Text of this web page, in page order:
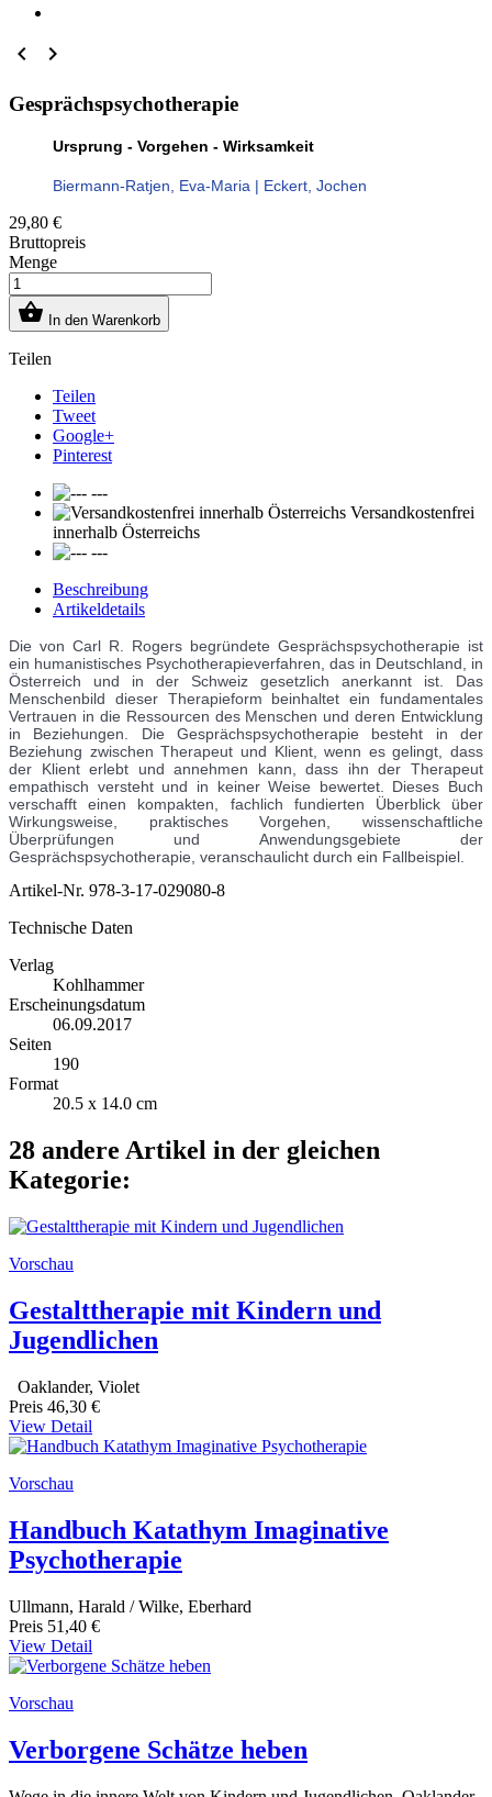
 
Gesprächspsychotherapie
Ursprung - Vorgehen - Wirksamkeit
Biermann-Ratjen, Eva-Maria | Eckert, Jochen
29,80 €
Bruttopreis
Menge
 In den Warenkorb
Teilen
Teilen
Tweet
Google+
Pinterest
---
Versandkostenfrei
innerhalb Österreichs
---
Beschreibung
Artikeldetails
Die von Carl R. Rogers begründete Gesprächspsychotherapie ist
ein humanistisches Psychotherapieverfahren, das in Deutschland, in
Österreich und in der Schweiz gesetzlich anerkannt ist. Das
Menschenbild dieser Therapieform beinhaltet ein fundamentales
Vertrauen in die Ressourcen des Menschen und deren Entwicklung
in Beziehungen. Die Gesprächspsychotherapie besteht in der
Beziehung zwischen Therapeut und Klient, wenn es gelingt, dass
der Klient erlebt und annehmen kann, dass ihn der Therapeut
empathisch versteht und in keiner Weise bewertet. Dieses Buch
verschafft einen kompakten, fachlich fundierten Überblick über
Wirkungsweise, praktisches Vorgehen, wissenschaftliche
Überprüfungen und Anwendungsgebiete der
Gesprächspsychotherapie, veranschaulicht durch ein Fallbeispiel.
Artikel-Nr. 978-3-17-029080-8
Technische Daten
Verlag
Kohlhammer
Erscheinungsdatum
06.09.2017
Seiten
190
Format
20.5 x 14.0 cm
28 andere Artikel in der gleichen
Kategorie:
Vorschau
Gestalttherapie mit Kindern und
Jugendlichen
Oaklander, Violet
Preis 46,30 €
View Detail
Vorschau
Handbuch Katathym Imaginative
Psychotherapie
Ullmann, Harald / Wilke, Eberhard
Preis 51,40 €
View Detail
Vorschau
Verborgene Schätze heben